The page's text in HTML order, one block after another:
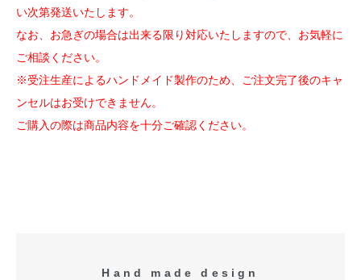
い次第発送いたします。
なお、お急ぎの場合は出来る限り対応いたしますので、お気軽に
ご相談ください。
※受注生産によるハンドメイド製作のため、ご注文完了後のキャ
ンセルはお受けできません。
ご購入の際は商品内容を十分ご確認ください。
Hand made design